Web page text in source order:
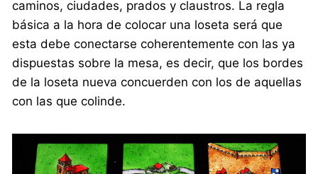
caminos, ciudades, prados y claustros. La regla
básica a la hora de colocar una loseta será que
esta debe conectarse coherentemente con las ya
dispuestas sobre la mesa, es decir, que los bordes
de la loseta nueva concuerden con los de aquellas
con las que colinde.